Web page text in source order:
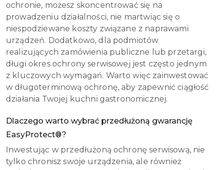
ochronie, możesz skoncentrować się na
prowadzeniu działalności, nie martwiąc się o
niespodziewane koszty związane z naprawami
urządzeń. Dodatkowo, dla podmiotów
realizujących zamówienia publiczne lub przetargi,
długi okres ochrony serwisowej jest często jednym
z kluczowych wymagań. Warto więc zainwestować
w długoterminową ochronę, aby zapewnić ciągłość
działania Twojej kuchni gastronomicznej.
Dlaczego warto wybrać przedłużoną gwarancję
EasyProtect®?
Inwestując w przedłużoną ochronę serwisową, nie
tylko chronisz swoje urządzenia, ale również